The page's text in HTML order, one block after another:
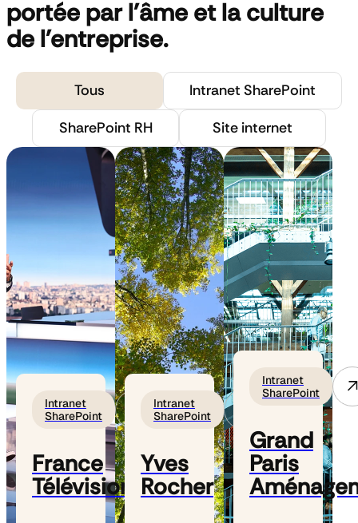
portée par l'âme et la culture
de l'entreprise.
Tous
Intranet SharePoint
SharePoint RH
Site internet
Intranet
SharePoint
France
Télévisions
Intranet
SharePoint
Yves
Rocher
Intranet
SharePoint
Grand
Paris